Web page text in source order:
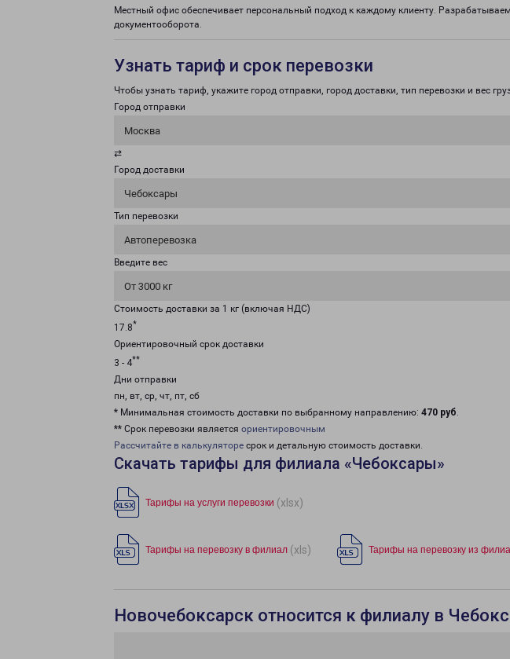
Местный офис обеспечивает персональный подход к каждому клиенту.
документооборота.
Узнать тариф и срок перевозки
Чтобы узнать тариф, укажите город отправки, город доставки, тип перевозки и вес
Город отправки
Москва
⇄
Город доставки
Чебоксары
Тип перевозки
Автоперевозка
Введите вес
От 3000 кг
Стоимость доставки за 1 кг (включая НДС)
17.8*
Ориентировочный срок доставки
3 - 4**
Дни отправки
пн, вт, ср, чт, пт, сб
* Минимальная стоимость доставки по выбранному направлению: 470 руб.
** Срок перевозки является ориентировочным
Рассчитайте в калькуляторе срок и детальную стоимость доставки.
Скачать тарифы для филиала «Чебоксары»
Тарифы на услуги перевозки (xlsx)
Тарифы на перевозку в филиал (xls) Тарифы на перевозку из
Новочебоксарск относится к филиалу в